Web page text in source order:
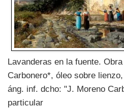
Lavanderas en la fuente.
Carbonero*, óleo sobre
áng. inf. dcho: "J. Moreno
particular